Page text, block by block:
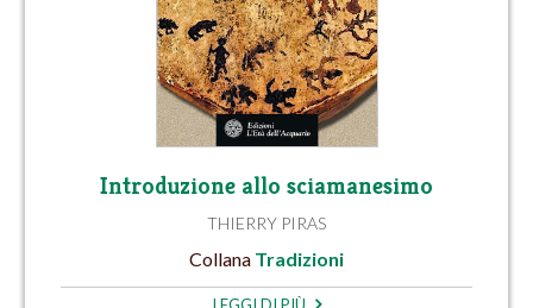
Introduzione allo sciamanesimo
THIERRY PIRAS
Collana Tradizioni